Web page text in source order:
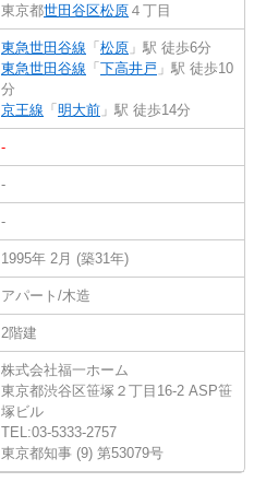
東京都世田谷区松原 ４丁目
東急世田谷線 「 松原 」駅 徒歩6分
東急世田谷線 「 下高井戸 」駅 徒歩10
分
京王線 「 明大前 」駅 徒歩14分
-
-
-
1995年 2月 (築31年)
アパート/木造
2階建
株式会社福一ホーム
東京都渋谷区笹塚２丁目16-2 ASP笹
塚ビル
TEL:03-5333-2757
東京都知事 (9) 第53079号